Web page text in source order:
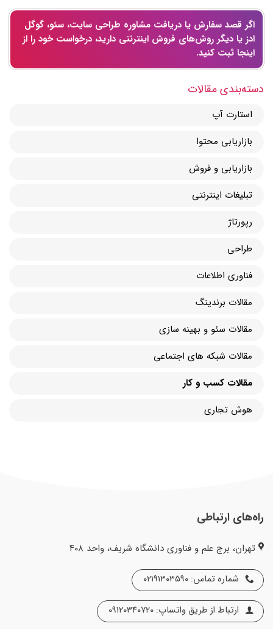
اگر قصد سفارش یا دریافت مشاوره طراحی سایت، سئو، گوگل
ادز یا دیگر روش‌های فروش اینترنتی دارید، درخواست خود را از
اینجا ثبت کنید.
دسته‌بندی مقالات
استارت آپ
بازاریابی محتوا
بازاریابی و فروش
تبلیغات اینترنتی
رپورتاژ
طراحی
فناوری اطلاعات
مقالات برندینگ
مقالات سئو و بهینه سازی
مقالات شبکه های اجتماعی
مقالات کسب و کار
هوش تجاری
راه‌های ارتباطی
تهران، برج علم و فناوری دانشگاه شریف، واحد ۴۰۸
شماره تماس: ۰۲۱۹۱۳۰۳۵۹۰
ارتباط از طریق واتساپ: ۰۹۱۲۰۳۴۰۷۲۰